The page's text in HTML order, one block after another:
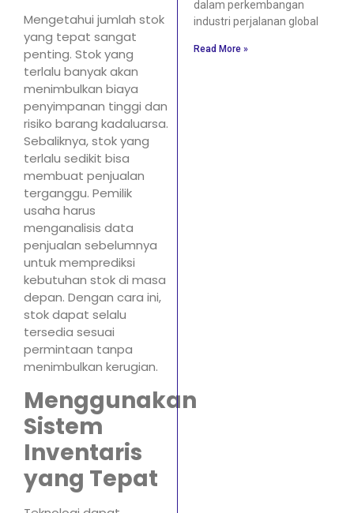
Mengetahui jumlah stok
yang tepat sangat
penting. Stok yang
terlalu banyak akan
menimbulkan biaya
penyimpanan tinggi dan
risiko barang kadaluarsa.
Sebaliknya, stok yang
terlalu sedikit bisa
membuat penjualan
terganggu. Pemilik
usaha harus
menganalisis data
penjualan sebelumnya
untuk memprediksi
kebutuhan stok di masa
depan. Dengan cara ini,
stok dapat selalu
tersedia sesuai
permintaan tanpa
menimbulkan kerugian.
Menggunakan
Sistem
Inventaris
yang Tepat
dalam perkembangan
industri perjalanan global
Read More »